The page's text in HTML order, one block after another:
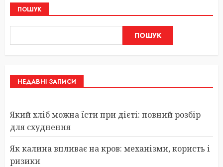
ПОШУК
ПОШУК
НЕДАВНІ ЗАПИСИ
Який хліб можна їсти при дієті: повний розбір
для схуднення
Як калина впливає на кров: механізми, користь і
ризики